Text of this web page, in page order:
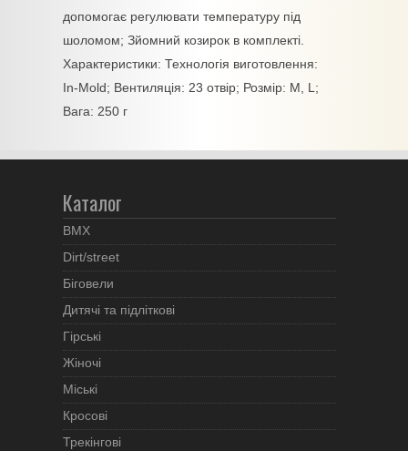
допомогає регулювати температуру під
шоломом; Зйомний козирок в комплекті.
Характеристики: Технологія виготовлення:
In-Mold; Вентиляція: 23 отвір; Розмір: М, L;
Вага: 250 г
Каталог
BMX
Dirt/street
Біговели
Дитячі та підліткові
Гірські
Жіночі
Міські
Кросові
Трекінгові